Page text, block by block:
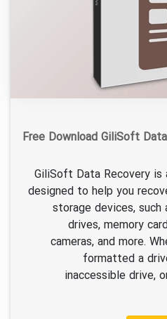
۱۸
Free Download GiliSoft
GiliSoft Data Recovery
designed to help you
storage devices, such
drives, memory
cameras, and more.
formatted a
inaccessible drive,